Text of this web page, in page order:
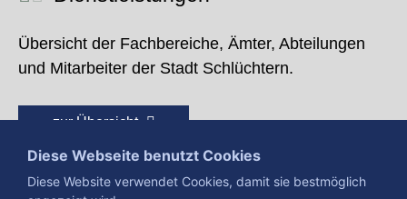
Übersicht der Fachbereiche, Ämter, Abteilungen
und Mitarbeiter der Stadt Schlüchtern.
zur Übersicht
Diese Webseite benutzt Cookies
Diese Website verwendet Cookies, damit sie bestmöglich